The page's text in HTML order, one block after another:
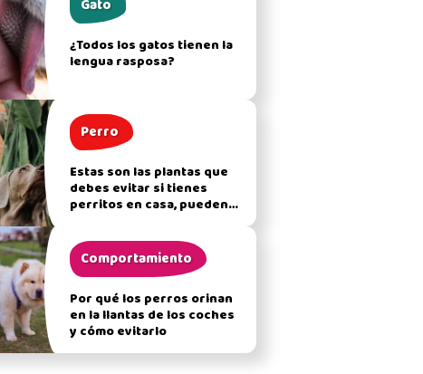
Gato
¿Todos los gatos tienen la
lengua rasposa?
Perro
Estas son las plantas que
debes evitar si tienes
perritos en casa, pueden
Comportamiento
Por qué los perros orinan
en la llantas de los coches
y cómo evitarlo